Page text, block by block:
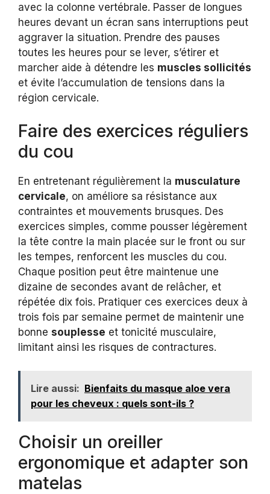
avec la colonne vertébrale. Passer de longues
heures devant un écran sans interruptions peut
aggraver la situation. Prendre des pauses
toutes les heures pour se lever, s’étirer et
marcher aide à détendre les muscles sollicités
et évite l’accumulation de tensions dans la
région cervicale.
Faire des exercices réguliers
du cou
En entretenant régulièrement la musculature
cervicale, on améliore sa résistance aux
contraintes et mouvements brusques. Des
exercices simples, comme pousser légèrement
la tête contre la main placée sur le front ou sur
les tempes, renforcent les muscles du cou.
Chaque position peut être maintenue une
dizaine de secondes avant de relâcher, et
répétée dix fois. Pratiquer ces exercices deux à
trois fois par semaine permet de maintenir une
bonne souplesse et tonicité musculaire,
limitant ainsi les risques de contractures.
Lire aussi: Bienfaits du masque aloe vera
pour les cheveux : quels sont-ils ?
Choisir un oreiller
ergonomique et adapter son
matelas